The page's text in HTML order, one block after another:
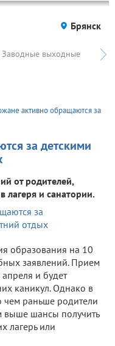
Брянск
Заводные выходные
активно обращаются за
за детскими
от родителей,
лагеря и санатории.
образования на 10
заявлений. Прием
и будет
каникул. Однако в
чем раньше родители
выше шансы получить
лагерь или